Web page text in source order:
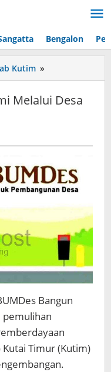
Bengalon
Kutim »
Bangun
Melalui
Melalui Desa
Bangun
pemulihan
Kutai Timur (Kutim)